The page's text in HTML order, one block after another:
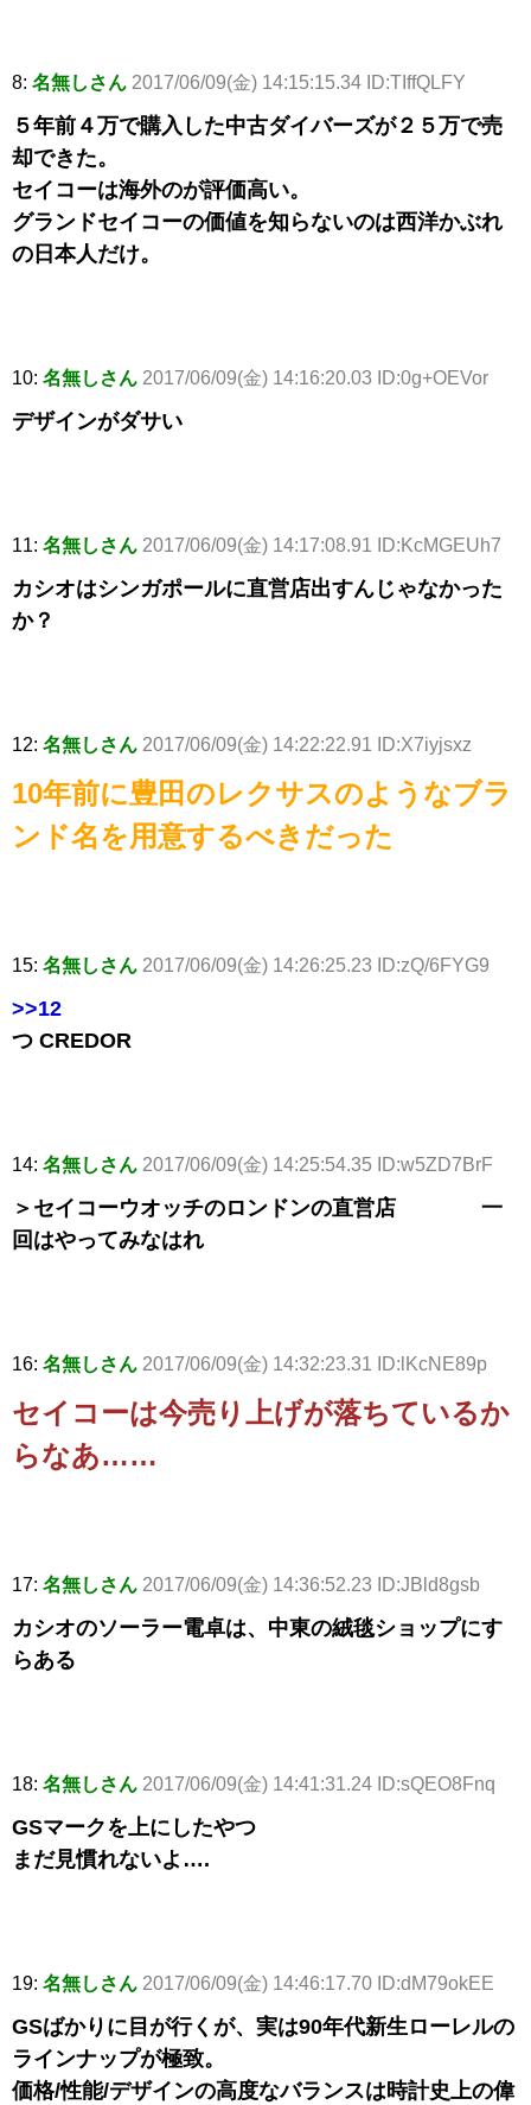
8: 名無しさん 2017/06/09(金) 14:15:15.34 ID:TIffQLFY
５年前４万で購入した中古ダイバーズが２５万で売
却できた。
セイコーは海外のが評価高い。
グランドセイコーの価値を知らないのは西洋かぶれ
の日本人だけ。
10: 名無しさん 2017/06/09(金) 14:16:20.03 ID:0g+OEVor
デザインがダサい
11: 名無しさん 2017/06/09(金) 14:17:08.91 ID:KcMGEUh7
カシオはシンガポールに直営店出すんじゃなかった
か？
12: 名無しさん 2017/06/09(金) 14:22:22.91 ID:X7iyjsxz
10年前に豊田のレクサスのようなブラ
ンド名を用意するべきだった
15: 名無しさん 2017/06/09(金) 14:26:25.23 ID:zQ/6FYG9
>>12
つ CREDOR
14: 名無しさん 2017/06/09(金) 14:25:54.35 ID:w5ZD7BrF
＞セイコーウオッチのロンドンの直営店 一
回はやってみなはれ
16: 名無しさん 2017/06/09(金) 14:32:23.31 ID:lKcNE89p
セイコーは今売り上げが落ちているか
らなあ……
17: 名無しさん 2017/06/09(金) 14:36:52.23 ID:JBld8gsb
カシオのソーラー電卓は、中東の絨毯ショップにす
らある
18: 名無しさん 2017/06/09(金) 14:41:31.24 ID:sQEO8Fnq
GSマークを上にしたやつ
まだ見慣れないよ….
19: 名無しさん 2017/06/09(金) 14:46:17.70 ID:dM79okEE
GSばかりに目が行くが、実は90年代新生ローレルの
ラインナップが極致。
価格/性能/デザインの高度なバランスは時計史上の偉